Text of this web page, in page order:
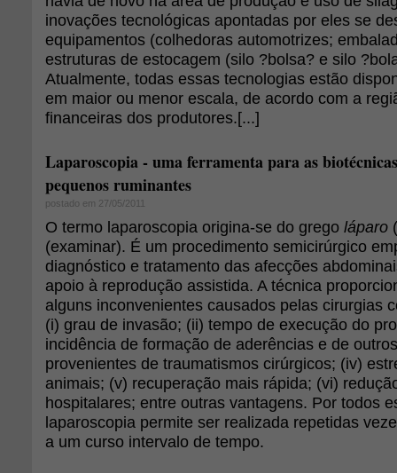
inovações tecnológicas apontadas por eles se
equipamentos (colhedoras automotrizes;
estruturas de estocagem (silo ?bolsa? e silo
Atualmente, todas essas tecnologias estão
em maior ou menor escala, de acordo com a
financeiras dos produtores.[...]
Laparoscopia - uma ferramenta para as
pequenos ruminantes
postado em 27/05/2011
O termo laparoscopia origina-se do grego láparo
(examinar). É um procedimento semicirúrgico
diagnóstico e tratamento das afecções
apoio à reprodução assistida. A técnica
alguns inconvenientes causados pelas cirurgias
(i) grau de invasão; (ii) tempo de execução do
incidência de formação de aderências e de
provenientes de traumatismos cirúrgicos; (iv)
animais; (v) recuperação mais rápida; (vi)
hospitalares; entre outras vantagens. Por todos
laparoscopia permite ser realizada repetidas
a um curso intervalo de tempo.